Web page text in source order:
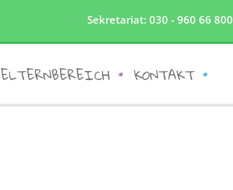
Sekretariat: 030 - 960 66 800
ELTERNBEREICH KONTAKT